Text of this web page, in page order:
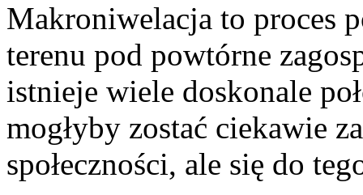
Makroniwelacja to proces
terenu pod powtórne
istnieje wiele doskonale
mogłyby zostać ciekawie
społeczności, ale się do